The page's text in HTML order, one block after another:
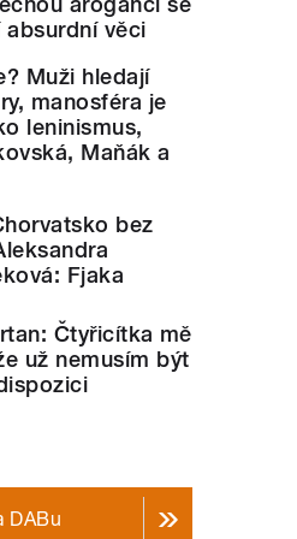
absurdní věci
Muži hledají
manosféra je
leninismus,
Maňák a
bez
Fjaka
Čtyřicítka mě
už nemusím být
DABu